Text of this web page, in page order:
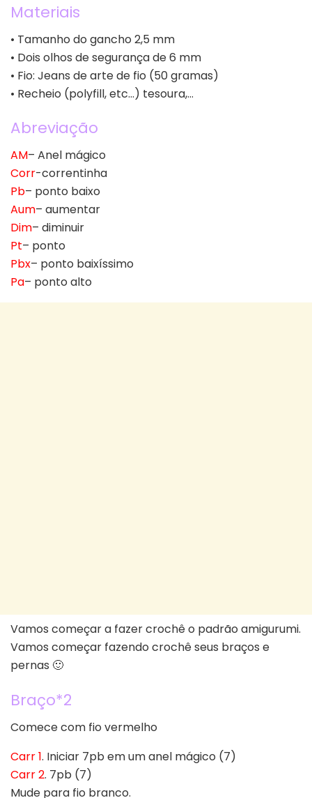
Materiais
• Tamanho do gancho 2,5 mm
• Dois olhos de segurança de 6 mm
• Fio: Jeans de arte de fio (50 gramas)
• Recheio (polyfill, etc…) tesoura,…
Abreviação
AM– Anel mágico
Corr-correntinha
Pb– ponto baixo
Aum– aumentar
Dim– diminuir
Pt– ponto
Pbx– ponto baixíssimo
Pa– ponto alto
Vamos começar a fazer crochê o padrão amigurumi.
Vamos começar fazendo crochê seus braços e
pernas 🙂
Braço*2
Comece com fio vermelho
Carr 1. Iniciar 7pb em um anel mágico (7)
Carr 2. 7pb (7)
Mude para fio branco.